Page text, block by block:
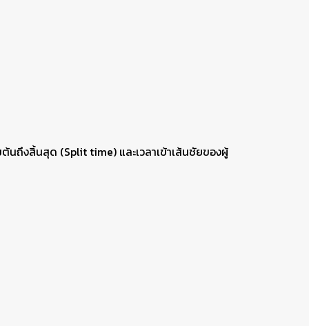
นถึงสิ้นสุด (Split time) และเวลาเข้าเส้นชัยของผู้